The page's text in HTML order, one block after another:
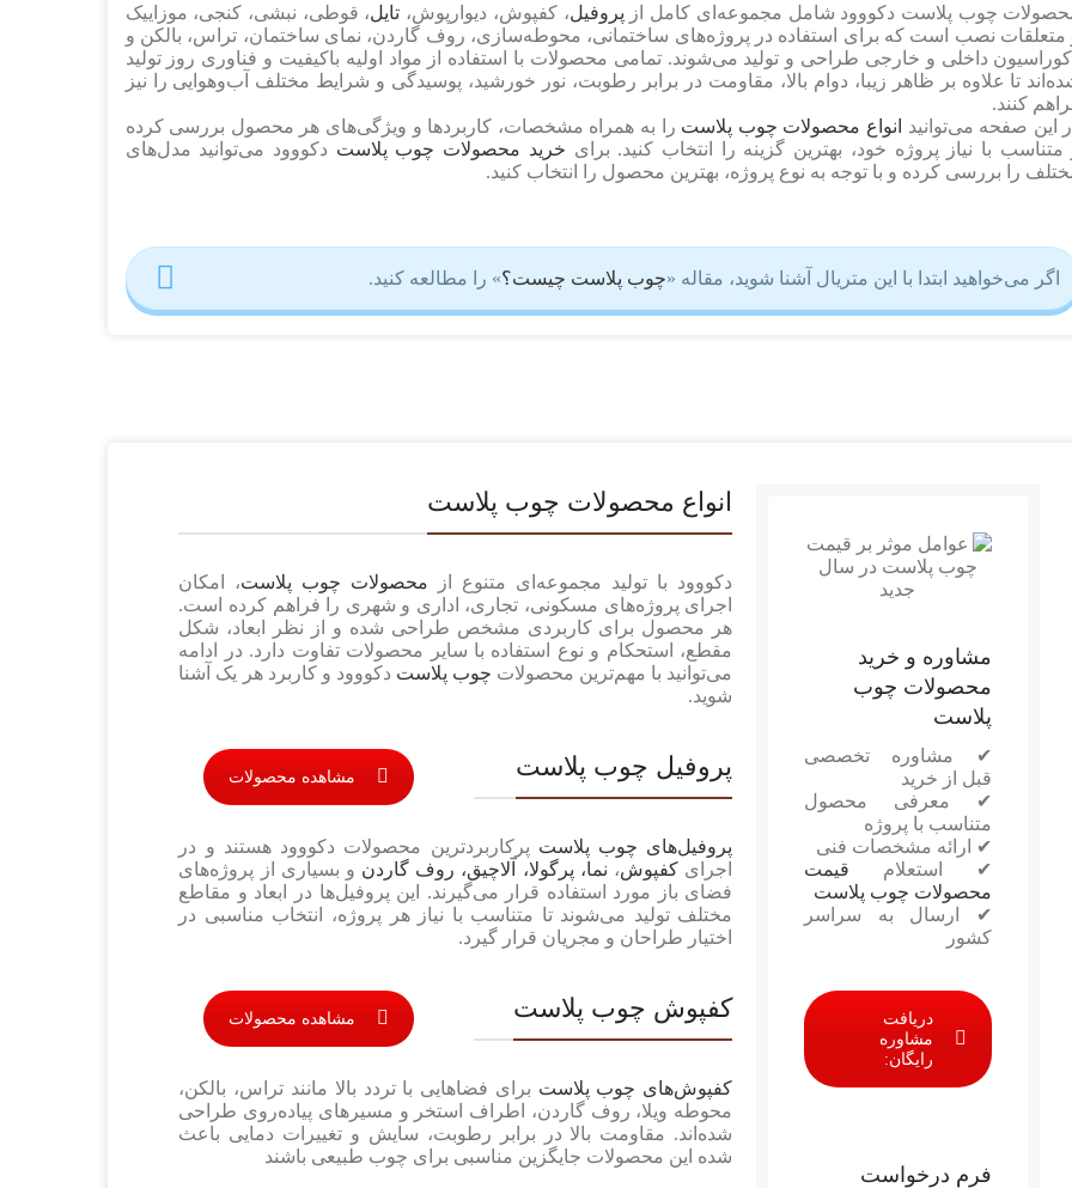
چوب پلاست دکووود شامل مجموعه‌ای کامل از پروفیل، کفپوش، دیوارپوش، تایل، قوطی، نبشی، کنجی، موزاییک
متعلقات نصب است که برای استفاده در پروژه‌های ساختمانی، محوطه‌سازی، روف گاردن، نمای ساختمان، تراس، بالکن و
داخلی و خارجی طراحی و تولید می‌شوند. تمامی محصولات با استفاده از مواد اولیه باکیفیت و فناوری روز تولید
تا علاوه بر ظاهر زیبا، دوام بالا، مقاومت در برابر رطوبت، نور خورشید، پوسیدگی و شرایط مختلف آب‌وهوایی را نیز
کنند.
این صفحه می‌توانید
انواع محصولات چوب پلاست را به همراه مشخصات، کاربردها و ویژگی‌های هر محصول بررسی کرده
متناسب با نیاز پروژه خود، بهترین گزینه را انتخاب کنید. برای خرید محصولات چوب پلاست دکووود می‌توانید مدل‌های
را بررسی کرده و با توجه به نوع پروژه، بهترین محصول را انتخاب کنید.
اگر می‌خواهید ابتدا با این متریال آشنا شوید، مقاله «چوب پلاست چیست؟» را مطالعه کنید.
مشاوره و خرید
محصولات چوب
پلاست
✔ مشاوره تخصصی
قبل از خرید
✔ معرفی محصول
متناسب با پروژه
✔ ارائه مشخصات فنی
✔ استعلام قیمت
محصولات چوب پلاست
✔ ارسال به سراسر
کشور
دریافت
مشاوره
رایگان:
فرم درخواست
انواع محصولات چوب پلاست
دکووود با تولید مجموعه‌ای متنوع از محصولات چوب پلاست، امکان
اجرای پروژه‌های مسکونی، تجاری، اداری و شهری را فراهم کرده است.
هر محصول برای کاربردی مشخص طراحی شده و از نظر ابعاد، شکل
مقطع، استحکام و نوع استفاده با سایر محصولات تفاوت دارد. در ادامه
می‌توانید با مهم‌ترین محصولات چوب پلاست دکووود و کاربرد هر یک آشنا
شوید.
مشاهده محصولات پروفیل چوب پلاست
پروفیل‌های چوب پلاست پرکاربردترین محصولات دکووود هستند و در
اجرای کفپوش، نما، پرگولا، آلاچیق، روف گاردن و بسیاری از پروژه‌های
فضای باز مورد استفاده قرار می‌گیرند. این پروفیل‌ها در ابعاد و مقاطع
مختلف تولید می‌شوند تا متناسب با نیاز هر پروژه، انتخاب مناسبی در
اختیار طراحان و مجریان قرار گیرد.
مشاهده محصولات کفپوش چوب پلاست
کفپوش‌های چوب پلاست برای فضاهایی با تردد بالا مانند تراس، بالکن،
محوطه ویلا، روف گاردن، اطراف استخر و مسیرهای پیاده‌روی طراحی
شده‌اند. مقاومت بالا در برابر رطوبت، سایش و تغییرات دمایی باعث
شده این محصولات جایگزین مناسبی برای چوب طبیعی باشند